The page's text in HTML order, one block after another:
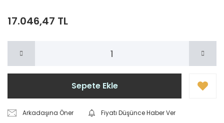
17.046,47 TL
Sepete Ekle
Arkadaşına Öner
Fiyatı Düşünce Haber Ver